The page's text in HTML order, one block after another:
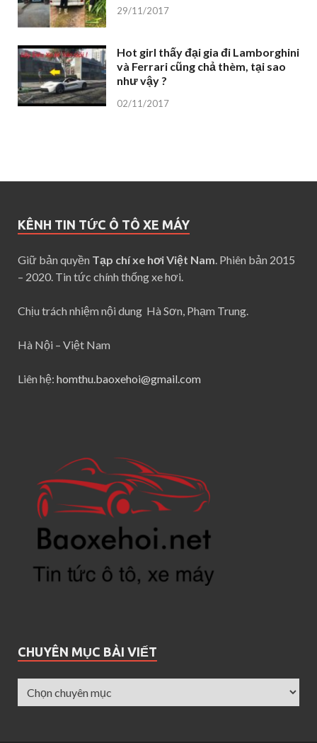
29/11/2017
Hot girl thấy đại gia đi Lamborghini
và Ferrari cũng chả thèm, tại sao
như vậy ?
02/11/2017
KÊNH TIN TỨC Ô TÔ XE MÁY
Giữ bản quyền Tạp chí xe hơi Việt Nam. Phiên bản 2015
– 2020. Tin tức chính thống xe hơi.
Chịu trách nhiệm nội dung Hà Sơn, Phạm Trung.
Hà Nội – Việt Nam
Liên hệ: homthu.baoxehoi@gmail.com
CHUYÊN MỤC BÀI VIẾT